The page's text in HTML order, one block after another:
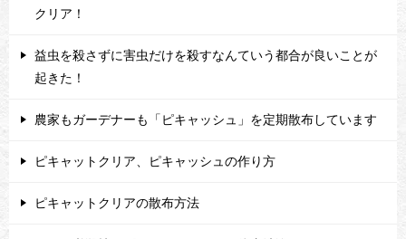
クリア！
益虫を殺さずに害虫だけを殺すなんていう都合が良いことが
起きた！
農家もガーデナーも「ピキャッシュ」を定期散布しています
ピキャットクリア、ピキャッシュの作り方
ピキャットクリアの散布方法